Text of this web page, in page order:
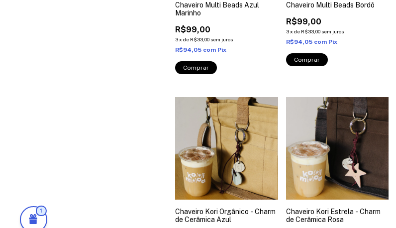
Chaveiro Multi Beads Azul
Marinho
R$99,00
3xde R$33,00 sem juros
R$94,05 com Pix
Chaveiro Multi Beads Bordô
R$99,00
3x de R$33,00 sem juros
R$94,05 com Pix
Chaveiro Kori Orgânico - Charm
de Cerâmica Azul
Chaveiro Kori Estrela - Charm
de Cerâmica Rosa
1